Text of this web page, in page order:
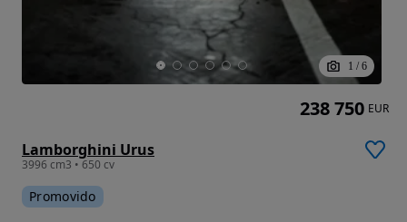
1 / 6
Lamborghini Urus
3996 cm3 • 650 cv
Promovido
238 750 EUR